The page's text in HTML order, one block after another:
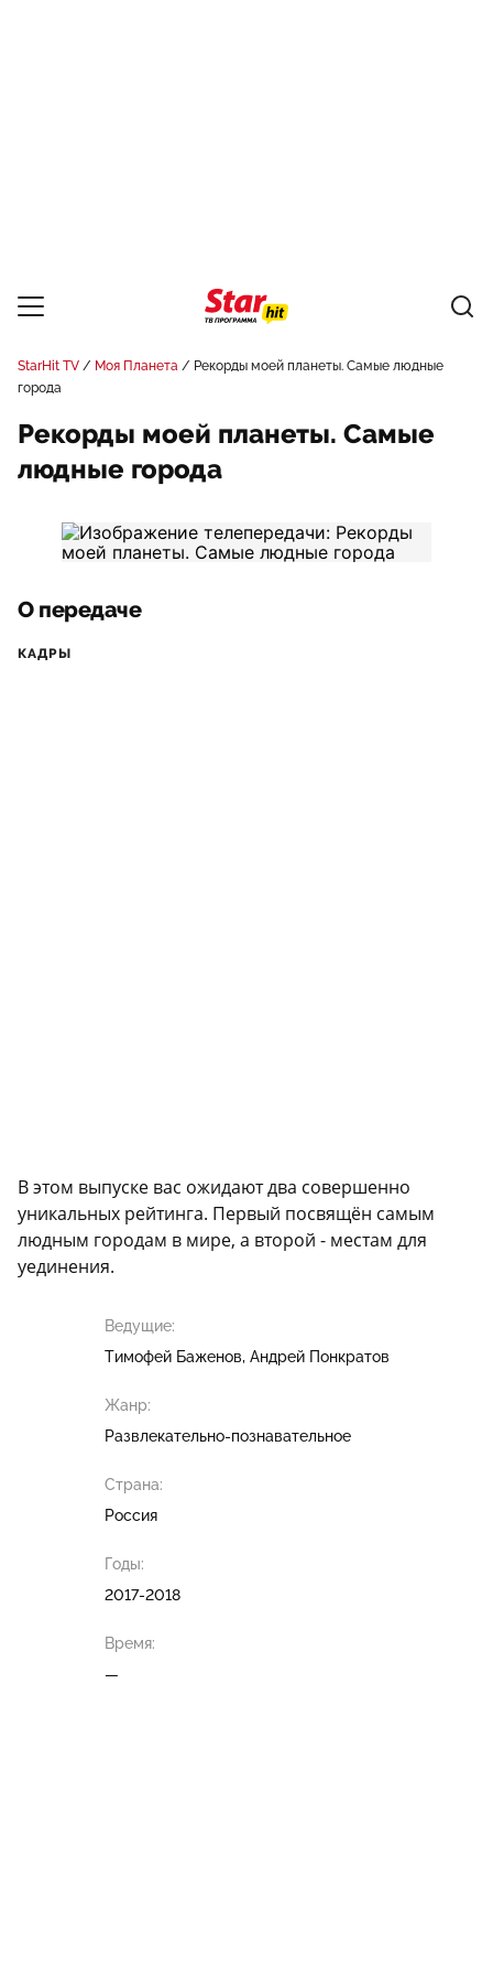
StarHit TV Моя Планета
Рекорды моей планеты. Самые людные
города
Рекорды моей планеты. Самые
людные города
О передаче
КАДРЫ
В этом выпуске вас ожидают два совершенно
уникальных рейтинга. Первый посвящён самым
людным городам в мире, а второй - местам для
уединения.
Ведущие:
Тимофей Баженов Андрей Понкратов
Жанр:
Развлекательно-познавательное
Страна:
Россия
Годы:
2017-2018
Время:
—